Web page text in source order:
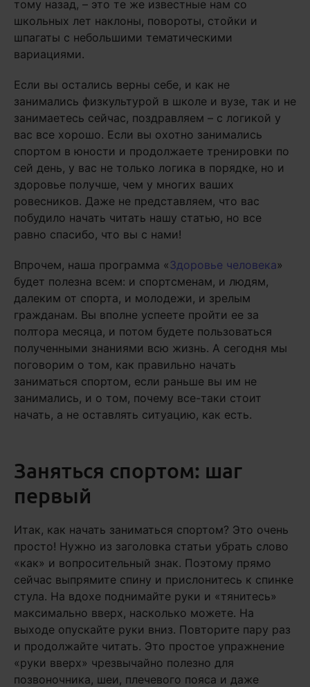
тому назад, – это те же известные нам со
школьных лет наклоны, повороты, стойки и
шпагаты с небольшими тематическими
вариациями.
Если вы остались верны себе, и как не
занимались физкультурой в школе и вузе, так и не
занимаетесь сейчас, поздравляем – с логикой у
вас все хорошо. Если вы охотно занимались
спортом в юности и продолжаете тренировки по
сей день, у вас не только логика в порядке, но и
здоровье получше, чем у многих ваших
ровесников. Даже не представляем, что вас
побудило начать читать нашу статью, но все
равно спасибо, что вы с нами!
Впрочем, наша программа «Здоровье человека»
будет полезна всем: и спортсменам, и людям,
далеким от спорта, и молодежи, и зрелым
гражданам. Вы вполне успеете пройти ее за
полтора месяца, и потом будете пользоваться
полученными знаниями всю жизнь. А сегодня мы
поговорим о том, как правильно начать
заниматься спортом, если раньше вы им не
занимались, и о том, почему все-таки стоит
начать, а не оставлять ситуацию, как есть.
Заняться спортом: шаг
первый
Итак, как начать заниматься спортом? Это очень
просто! Нужно из заголовка статьи убрать слово
«как» и вопросительный знак. Поэтому прямо
сейчас выпрямите спину и прислонитесь к спинке
стула. На вдохе поднимайте руки и «тянитесь»
максимально вверх, насколько можете. На
выходе опускайте руки вниз. Повторите пару раз
и продолжайте читать. Это простое упражнение
«руки вверх» чрезвычайно полезно для
позвоночника, шеи, плечевого пояса и даже